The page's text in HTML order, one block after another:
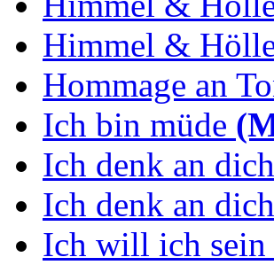
Himmel &
Hommage an
Ich bin müde
Ich denk an dich
Ich denk an dich
Ich will ich sein